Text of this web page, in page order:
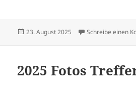
Veröffentlicht
23. August 2025 Schreibe einen
2025 Fotos